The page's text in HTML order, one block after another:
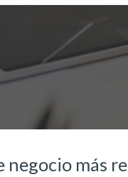
negocio más